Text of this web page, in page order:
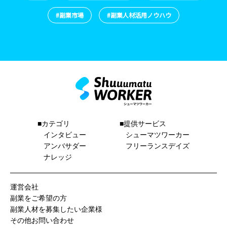
#副業市場 #副業人材活用ノウハウ
■カテゴリ
インタビュー
アンバサダー
ナレッジ
■提供サービス
シューマツワーカー
フリーランスデイズ
運営会社
副業をご希望の方
副業人材を募集したい企業様
その他お問い合わせ